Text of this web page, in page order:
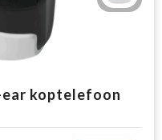
ear koptelefoon